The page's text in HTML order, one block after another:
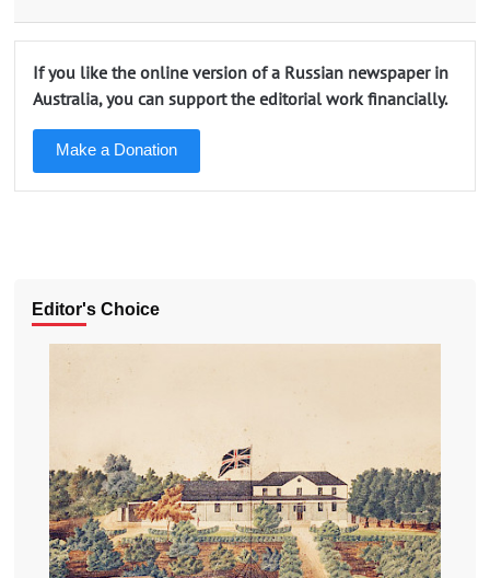
If you like the online version of a Russian newspaper in
Australia, you can support the editorial work financially.
Make a Donation
Editor's Choice